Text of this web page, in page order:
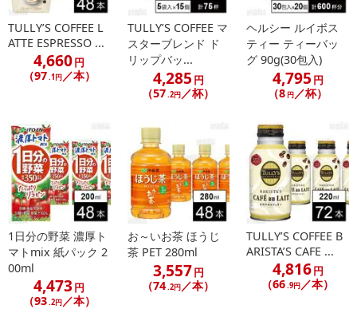
TULLY’S COFFEE L
ATTE ESPRESSO ...
4,660円
（97.1円／本）
TULLY’S COFFEE マ
スターブレンド ド
リップバッ...
4,285 円
（57.2円／杯）
ヘルシー ルイボス
ティー ティーバッ
グ 90g(30包入)
4,795 円
（8 円／杯）
1日分の野菜 濃厚ト
マトmix 紙パック 2
00ml
4,473円
（93 .2円／本）
お～いお茶 ほうじ
茶 PET 280ml
3,557円
（74 .2円 ／本）
TULLY’S COFFEE B
ARISTA’S CAFE ...
4,816円
（66 .9円 ／本）